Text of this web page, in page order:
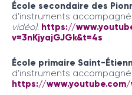
École secondaire des
d’instruments
vidéo). https://
v=3nKjyajGJGk&t=4s
École primaire Saint-
d’instruments
https://www.youtube.com/